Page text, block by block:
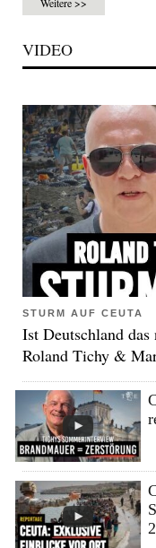
Weitere >>
VIDEO
STURM AUF CEUTA
Ist Deutschland
Roland Tichy &